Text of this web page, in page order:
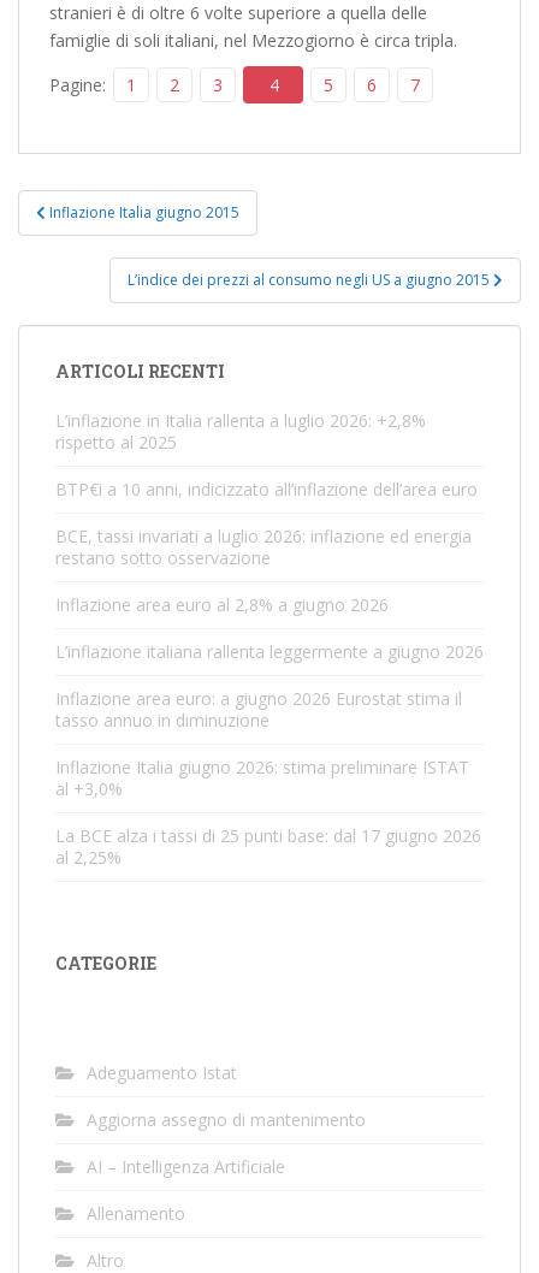
stranieri è di oltre 6 volte superiore a quella delle
famiglie di soli italiani, nel Mezzogiorno è circa tripla.
Pagine:
1 2 3 4 5 6 7
N
a
g
Inflazione Italia giugno 2015
L’indice dei prezzi al consumo negli US a giugno 2015
ARTICOLI RECENTI
L’inflazione in Italia rallenta a luglio 2026: +2,8%
rispetto al 2025
BTP€i a 10 anni, indicizzato all’inflazione dell’area euro
BCE, tassi invariati a luglio 2026: inflazione ed energia
restano sotto osservazione
Inflazione area euro al 2,8% a giugno 2026
L’inflazione italiana rallenta leggermente a giugno 2026
Inflazione area euro: a giugno 2026 Eurostat stima il
tasso annuo in diminuzione
Inflazione Italia giugno 2026: stima preliminare ISTAT
al +3,0%
La BCE alza i tassi di 25 punti base: dal 17 giugno 2026
al 2,25%
CATEGORIE
Adeguamento Istat
Aggiorna assegno di mantenimento
AI – Intelligenza Artificiale
Allenamento
Altro